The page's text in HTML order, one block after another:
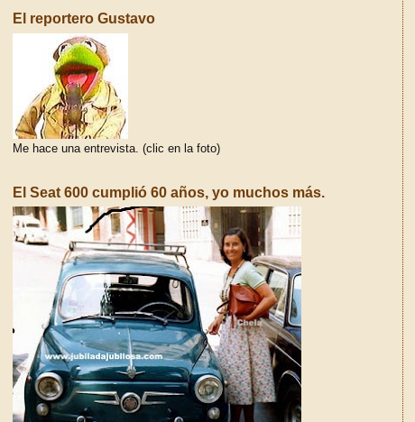
El reportero Gustavo
Me hace una entrevista. (clic en la foto)
El Seat 600 cumplió 60 años, yo muchos más.